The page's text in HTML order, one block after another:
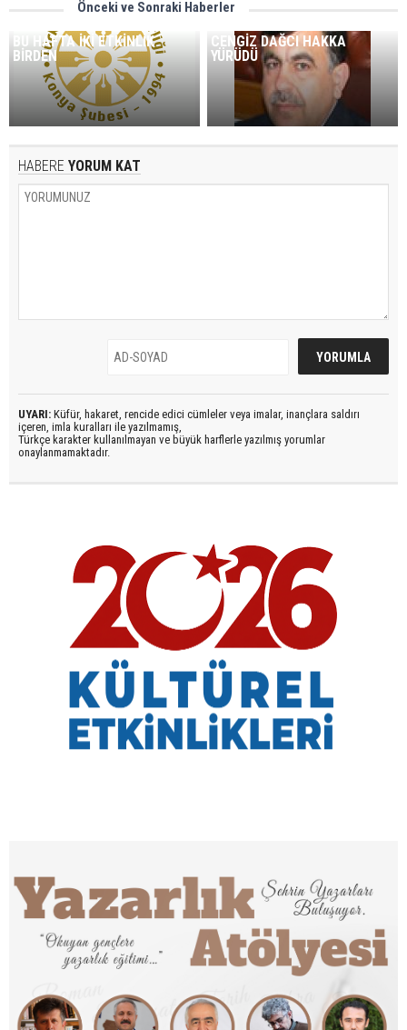
Önceki ve Sonraki Haberler
BU HAFTA İKİ ETKİNLİK
BİRDEN
CENGİZ DAĞCI HAKKA
YÜRÜDÜ
HABERE YORUM KAT
UYARI: Küfür, hakaret, rencide edici cümleler veya imalar, inançlara saldırı
içeren, imla kuralları ile yazılmamış,
Türkçe karakter kullanılmayan ve büyük harflerle yazılmış yorumlar
onaylanmamaktadır.